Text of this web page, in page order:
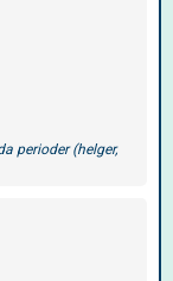
perioder (helger,